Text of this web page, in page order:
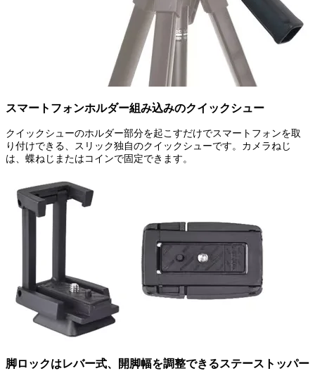
スマートフォンホルダー組み込みのクイックシュー
クイックシューのホルダー部分を起こすだけでスマートフォンを取
り付けできる、スリック独自のクイックシューです。カメラねじ
は、蝶ねじまたはコインで固定できます。
脚ロックはレバー式、開脚幅を調整できるステーストッパー